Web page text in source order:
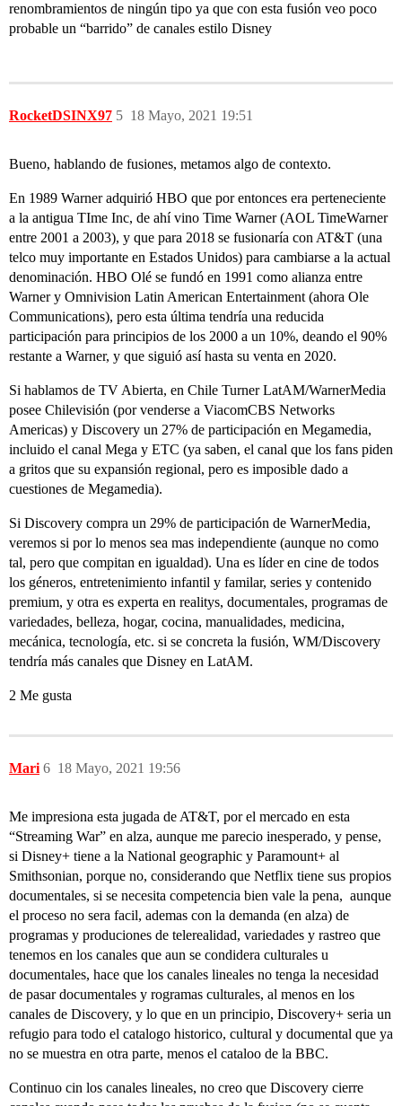
renombramientos de ningún tipo ya que con esta fusión veo poco
probable un “barrido” de canales estilo Disney
RocketDSINX97 18 Mayo, 2021 19:51
5
Bueno, hablando de fusiones, metamos algo de contexto.
En 1989 Warner adquirió HBO que por entonces era perteneciente
a la antigua TIme Inc, de ahí vino Time Warner (AOL TimeWarner
entre 2001 a 2003), y que para 2018 se fusionaría con AT&T (una
telco muy importante en Estados Unidos) para cambiarse a la actual
denominación. HBO Olé se fundó en 1991 como alianza entre
Warner y Omnivision Latin American Entertainment (ahora Ole
Communications), pero esta última tendría una reducida
participación para principios de los 2000 a un 10%, deando el 90%
restante a Warner, y que siguió así hasta su venta en 2020.
Si hablamos de TV Abierta, en Chile Turner LatAM/WarnerMedia
posee Chilevisión (por venderse a ViacomCBS Networks
Americas) y Discovery un 27% de participación en Megamedia,
incluido el canal Mega y ETC (ya saben, el canal que los fans piden
a gritos que su expansión regional, pero es imposible dado a
cuestiones de Megamedia).
Si Discovery compra un 29% de participación de WarnerMedia,
veremos si por lo menos sea mas independiente (aunque no como
tal, pero que compitan en igualdad). Una es líder en cine de todos
los géneros, entretenimiento infantil y familar, series y contenido
premium, y otra es experta en realitys, documentales, programas de
variedades, belleza, hogar, cocina, manualidades, medicina,
mecánica, tecnología, etc. si se concreta la fusión, WM/Discovery
tendría más canales que Disney en LatAM.
2 Me gusta
Mari 18 Mayo, 2021 19:56
6
Me impresiona esta jugada de AT&T, por el mercado en esta
“Streaming War” en alza, aunque me parecio inesperado, y pense,
si Disney+ tiene a la National geographic y Paramount+ al
Smithsonian, porque no, considerando que Netflix tiene sus propios
documentales, si se necesita competencia bien vale la pena, aunque
el proceso no sera facil, ademas con la demanda (en alza) de
programas y produciones de telerealidad, variedades y rastreo que
tenemos en los canales que aun se condidera culturales u
documentales, hace que los canales lineales no tenga la necesidad
de pasar documentales y rogramas culturales, al menos en los
canales de Discovery, y lo que en un principio, Discovery+ seria un
refugio para todo el catalogo historico, cultural y documental que ya
no se muestra en otra parte, menos el cataloo de la BBC.
Continuo cin los canales lineales, no creo que Discovery cierre